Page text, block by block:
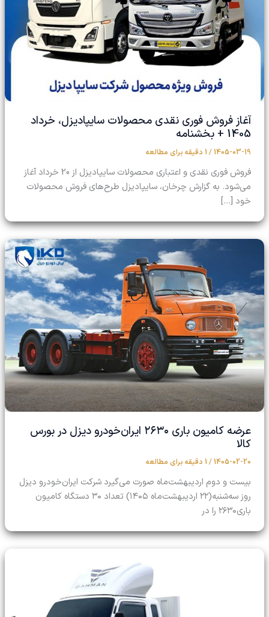
آغاز فروش فوری نقدی محصولات سایپادیزل، خرداد
1405 + بخشنامه
1405-03-19
/1 دقیقه برای مطالعه
فروش فوری نقدی و اعتباری محصولات سایپادیزل از 20 خرداد آغاز
می‌شود. به گزارش چرخان، سایپادیزل طرح‌های فروش محصولات
خود […]
عرضه کامیون باری ۲۶۳۰ ایران‌خودرو دیزل در بورس
کالا
1405-02-20
/1 دقیقه برای مطالعه
بیست و دوم اردیبهشت‌ماه صورت می‌گیرد شرکت ایران‌خودرو دیزل
روز سه‌شنبه(۲۲ اردیبهشت‌ماه ۱۴۰۵) تعداد ۳۰ دستگاه کامیون
باری۲۶۳۰ را در